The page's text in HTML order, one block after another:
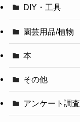
DIY・工具
園芸用品/植物
本
その他
アンケート調査